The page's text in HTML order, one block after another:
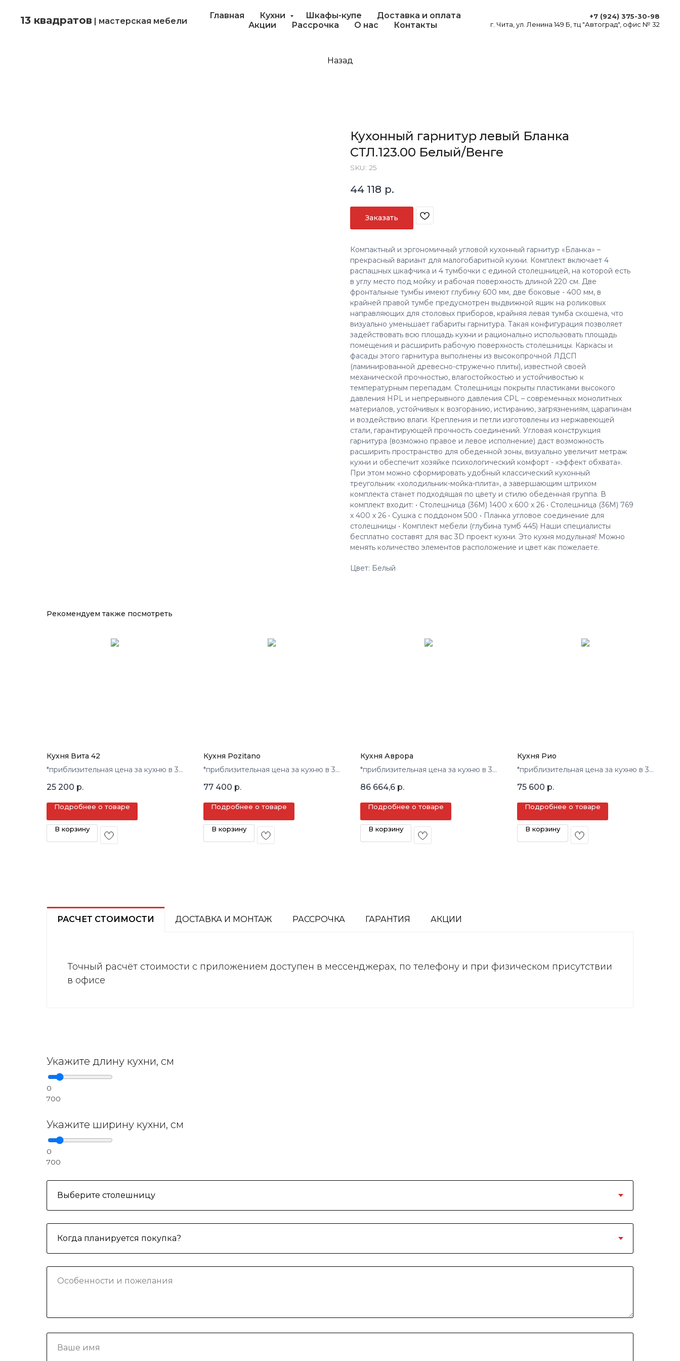
13 квадратов | мастерская мебели
Главная Кухни Шкафы-купе
Доставка и оплата
Акции
Рассрочка О нас Контакты
+7 (924) 375-30-98
г. Чита, ул. Ленина 149 Б, тц "Автоград", офис № 32
Назад
Кухонный гарнитур левый Бланка
СТЛ.123.00 Белый/Венге
SKU: 25
44 118 р.
Заказать
Компактный и эргономичный угловой кухонный гарнитур «Бланка» –
прекрасный вариант для малогобаритной кухни. Комплект включает 4
распашных шкафчика и 4 тумбочки с единой столешницей, на которой есть
в углу место под мойку и рабочая поверхность длиной 220 см. Две
фронтальные тумбы имеют глубину 600 мм, две боковые - 400 мм, в
крайней правой тумбе предусмотрен выдвижной ящик на роликовых
направляющих для столовых приборов, крайняя левая тумба скошена, что
визуально уменьшает габариты гарнитура. Такая конфигурация позволяет
задействовать всю площадь кухни и рационально использовать площадь
помещения и расширить рабочую поверхность столешницы. Каркасы и
фасады этого гарнитура выполнены из высокопрочной ЛДСП
(ламинированной древесно-стружечно плиты), известной своей
механической прочностью, влагостойкостью и устойчивостью к
температурным перепадам. Столешницы покрыты пластиками высокого
давления HPL и непрерывного давления CPL – современных монолитных
материалов, устойчивых к возгоранию, истиранию, загрязнениям, царапинам
и воздействию влаги. Крепления и петли изготовлены из нержавеющей
стали, гарантирующей прочность соединений. Угловая конструкция
гарнитура (возможно правое и левое исполнение) даст возможность
расширить пространство для обеденной зоны, визуально увеличит метраж
кухни и обеспечит хозяйке психологический комфорт - «эффект обхвата».
При этом можно сформировать удобный классический кухонный
треугольник «холодильник-мойка-плита», а завершающим штрихом
комплекта станет подходящая по цвету и стилю обеденная группа. В
комплект входит: • Столешница (36М) 1400 х 600 х 26 • Столешница (36М) 769
х 400 х 26 • Сушка с поддоном 500 • Планка угловое соединение для
столешницы • Комплект мебели (глубина тумб 445) Наши специалисты
бесплатно составят для вас 3D проект кухни. Это кухня модульная! Можно
менять количество элементов расположение и цвет как пожелаете.
Цвет: Белый
Рекомендуем также посмотреть
Кухня Вита 42
*приблизительная цена за кухню в 3
25 200 р.
Подробнее о товаре
В корзину
Кухня Pozitano
*приблизительная цена за кухню в 3
77 400 р.
Подробнее о товаре
В корзину
Кухня Аврора
*приблизительная цена за кухню в 3
86 664,6 р.
Подробнее о товаре
В корзину
Кухня Рио
*приблизительная цена за кухню в 3
75 600 р.
Подробнее о товаре
В корзину
РАСЧЕТ СТОИМОСТИ ДОСТАВКА И МОНТАЖ РАССРОЧКА ГАРАНТИЯ АКЦИИ
Точный расчёт стоимости с приложением доступен в мессенджерах, по телефону и при физическом присутствии
в офисе
Укажите длину кухни, см
0
700
Укажите ширину кухни, см
0
700